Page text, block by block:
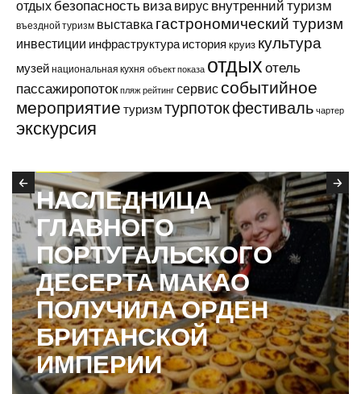
отдых безопасность виза вирус внутренний туризм
въездной туризм выставка гастрономический туризм
инвестиции инфраструктура история круиз культура
музей национальная кухня объект показа отдыхотель
пассажиропоток пляж рейтинг сервис событийное
мероприятие туризмтурпотокфестиваль чартер
экскурсия
НАСЛЕДНИЦА
ГЛАВНОГО
ПОРТУГАЛЬСКОГО
ДЕСЕРТА МАКАО
ПОЛУЧИЛА ОРДЕН
БРИТАНСКОЙ
ИМПЕРИИ